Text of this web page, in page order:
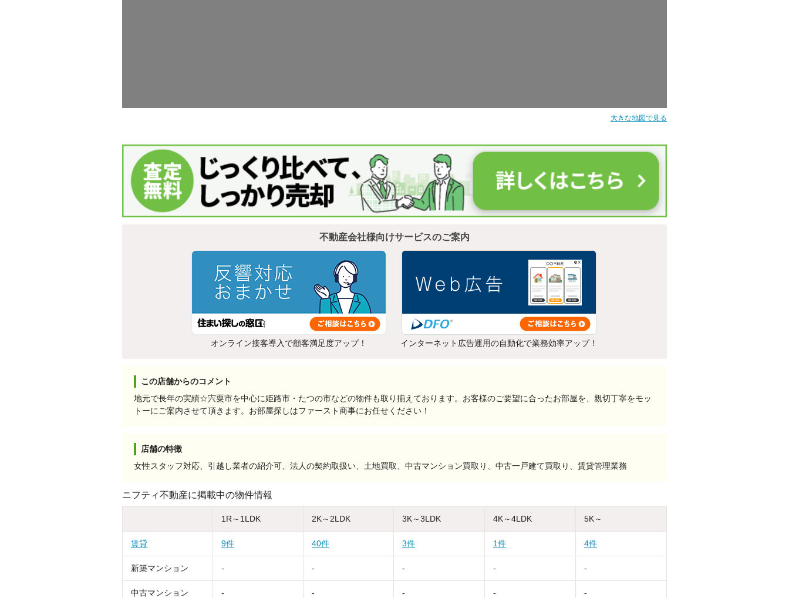
大きな地図で見る
不動産会社様向けサービスのご案内
オンライン接客導入で顧客満足度アップ！ インターネット広告運用の自動化で業務効率アップ！
この店舗からのコメント
地元で長年の実績☆宍粟市を中心に姫路市・たつの市などの物件も取り揃えております。お客様のご要望に合ったお部屋を、親切丁寧をモッ
トーにご案内させて頂きます。お部屋探しはファースト商事にお任せください！
店舗の特徴
女性スタッフ対応、引越し業者の紹介可、法人の契約取扱い、土地買取、中古マンション買取り、中古一戸建て買取り、賃貸管理業務
ニフティ不動産に掲載中の物件情報
1R～1LDK 2K～2LDK 3K～3LDK 4K～4LDK 5K～
賃貸 9件 40件 3件 1件 4件
新築マンション - - - - -
中古マンション - - - - -